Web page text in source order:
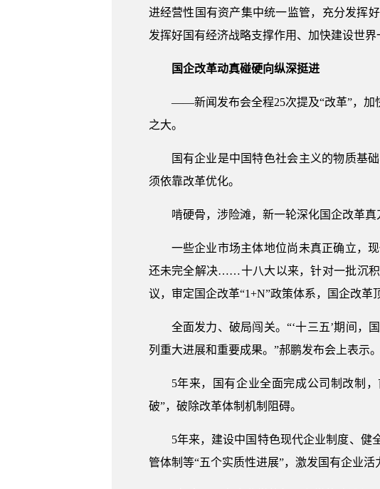
进经营性国有资产集中统一监管，充分发挥
发挥好国有经济战略支撑作用、加快建设世界
国企改革动真碰硬向纵深挺进
——新闻发布会全程25次提及“改革”，加
之大。
国有企业是中国特色社会主义的物质基
须依靠改革优化。
啃硬骨，涉险滩，新一轮深化国企改革真
一些企业市场主体地位尚未真正确立，
还未完全解决……十八大以来，针对一批沉
议，审定国企改革“1+N”政策体系，国企改革
全面发力、破局闯关。“‘十三五’期间，
列重大进展和重要成果。”郝鹏发布会上表示。
5年来，国有企业全面完成公司制改制
破”，破除改革体制机制阻碍。
5年来，建设中国特色现代企业制度、健
管体制等“五个实质性进展”，激发国有企业活